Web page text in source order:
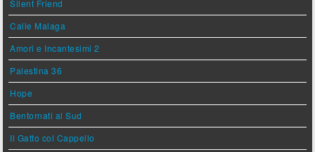
Silent Friend
Calle Malaga
Amori e Incantesimi 2
Palestina 36
Hope
Bentornati al Sud
Il Gatto col Cappello